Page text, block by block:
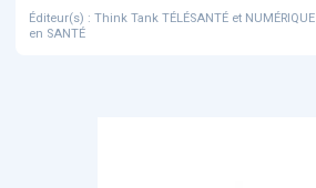
Éditeur(s) : Think Tank TÉLÉSANTÉ et NUMÉRIQUE
en SANTÉ